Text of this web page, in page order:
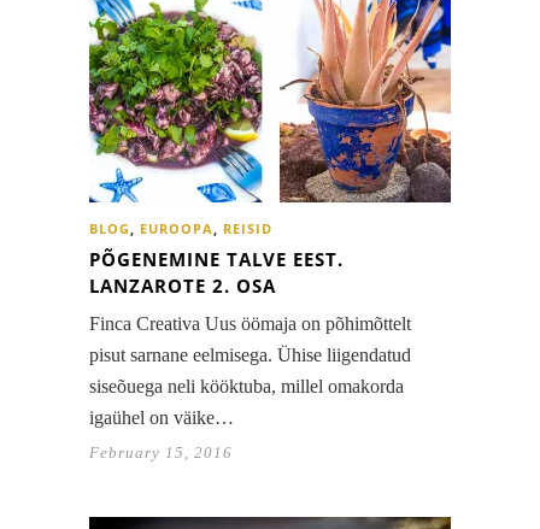
BLOG, EUROOPA, REISID
PÕGENEMINE TALVE EEST.
LANZAROTE 2. OSA
Finca Creativa Uus öömaja on põhimõttelt
pisut sarnane eelmisega. Ühise liigendatud
siseõuega neli kööktuba, millel omakorda
igaühel on väike…
February 15, 2016